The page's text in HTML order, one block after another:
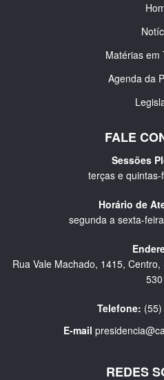
Matérias em
Agenda da
FALE
Sessões
terças e
Horário de
segunda a sexta-
Rua Vale Machado, 1415,
530
Telefone:
E-mail
REDES